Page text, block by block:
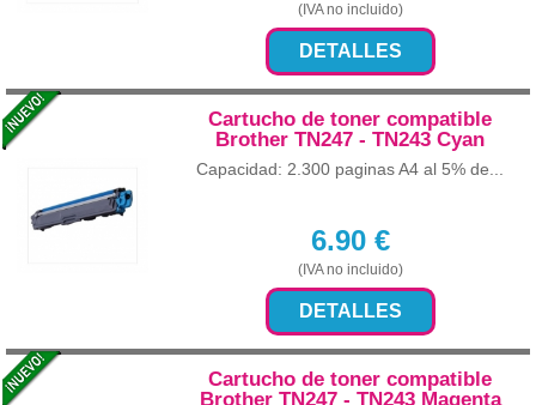
(IVA no incluido)
DETALLES
Cartucho de toner compatible
Brother TN247 - TN243 Cyan
Capacidad: 2.300 paginas A4 al 5% de...
6.90€
(IVA no incluido)
DETALLES
Cartucho de toner compatible
Brother TN247 - TN243 Magenta